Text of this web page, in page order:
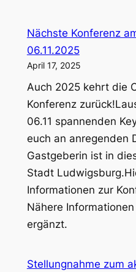
Nächste Konferenz
06.11.2025
April 17, 2025
Auch 2025 kehrt die
Konferenz
06.11 spannenden
euch an anregenden
Gastgeberin ist in
Stadt
Informationen zur
Nähere
ergänzt.
Stellungnahme zum